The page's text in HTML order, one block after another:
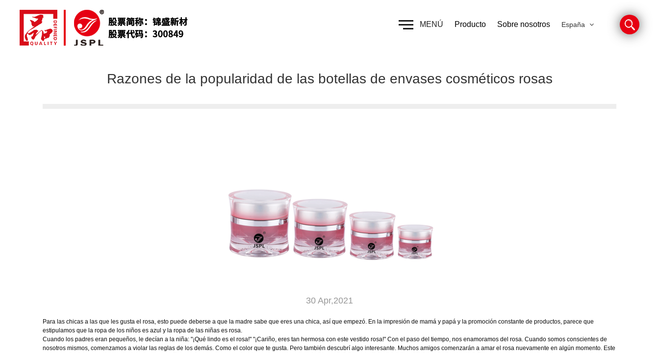
MENÚ Producto Sobre nosotros España
Razones de la popularidad de las botellas de envases cosméticos rosas
30 Apr,2021
Para las chicas a las que les gusta el rosa, esto puede deberse a que la madre sabe que eres una chica, así que empezó. En la impresión de mamá y papá y la promoción constante de productos, parece que
estipulamos que la ropa de los niños es azul y la ropa de las niñas es rosa.
Cuando los padres eran pequeños, le decían a la niña: "¡Qué lindo es el rosa!" "¡Cariño, eres tan hermosa con este vestido rosa!" Con el paso del tiempo, nos enamoramos del rosa. Cuando somos conscientes de
nosotros mismos, comenzamos a violar las reglas de los demás. Como el color que te gusta. Pero también descubrí algo interesante. Muchos amigos comenzarán a amar el rosa nuevamente en algún momento. Este